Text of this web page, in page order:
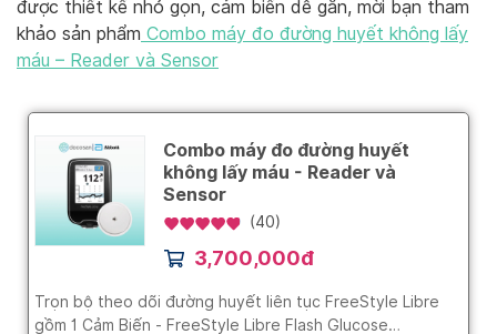
được thiết kế nhỏ gọn, cảm biến dễ gắn, mời bạn tham
khảo sản phẩm Combo máy đo đường huyết không lấy
máu – Reader và Sensor